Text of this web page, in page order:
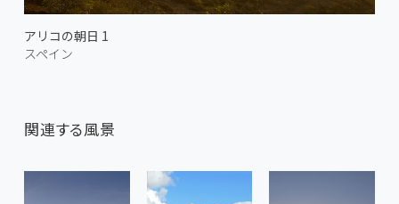
アリコの朝日 1
スペイン
関連する風景